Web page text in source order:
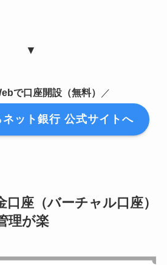
▼
で口座開設（無料） ／
ット銀行 公式サイトへ
座（バーチャル口座）
理が楽